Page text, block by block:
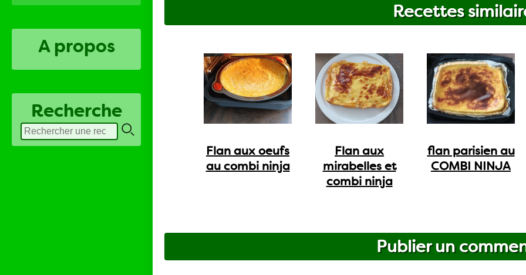
A propos
Recherche
Recettes
Flan aux oeufs
au combi ninja
Flan aux
mirabelles et
combi ninja
flan parisien au
COMBI NINJA
Publier un